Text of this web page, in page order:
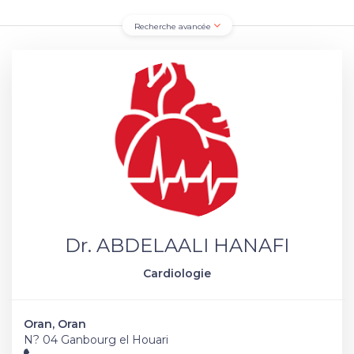
Recherche avancée
Dr. ABDELAALI HANAFI
Cardiologie
Oran, Oran
N? 04 Ganbourg el Houari